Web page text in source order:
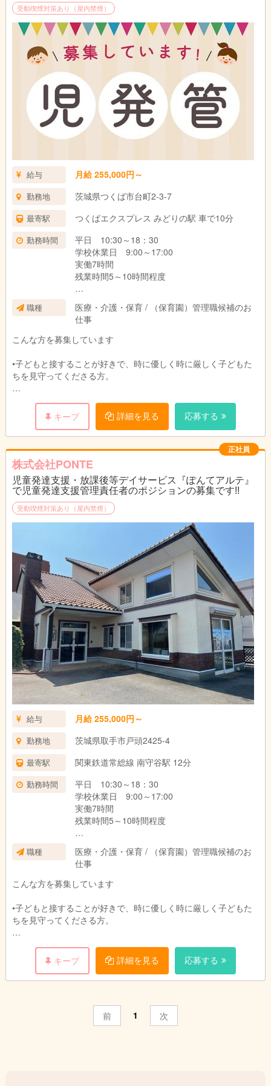
保育実務経験が5年以上または児童福祉の実務経験が5年以上ある
方、もしくは児童福祉3年以上＋高齢者福祉2年以上の方
ご自身が資格要件に当てはまるかわからない方はお気軽にご質問
ください。
受動喫煙対策あり（屋内禁煙）
給与 月給 255,000円～
勤務地 茨城県つくば市台町2-3-7
最寄駅 つくばエクスプレス みどりの駅 車で10分
勤務時間
平日 10:30～18：30
学校休業日 9:00～17:00
実働7時間
残業時間5～10時間程度
日曜定休プラス1日シフト休
職種
医療・介護・保育 / （保育園）管理職候補のお
仕事
こんな方を募集しています
•子どもと接することが好きで、時に優しく時に厳しく子どもた
ちを見守ってくださる方。
•バイタリティにあふれ、明るく元気にお仕事に取り組んでいた
だける方。
•一緒に考え遊び、学びながら支援管理責任者として成長してい
きたい方。
•お仕事を通して充実した毎日を送っていきたいという方。
《児童発達支援管理責任者資格要件》
保育実務経験が5年以上または児童福祉の実務経験が5年以上ある
方、もしくは児童福祉3年以上＋高齢者福祉2年以上の方
ご自身が資格要件に当てはまるかわからない方はお気軽にご質問
ください。
キープ 詳細を見る 応募する
正社員
株式会社PONTE
児童発達支援・放課後等デイサービス『ぽんてアルテ』
で児童発達支援管理責任者のポジションの募集です!!
受動喫煙対策あり（屋内禁煙）
給与 月給 255,000円～
勤務地 茨城県取手市戸頭2425-4
最寄駅 関東鉄道常総線 南守谷駅 12分
勤務時間
平日 10:30～18：30
学校休業日 9:00～17:00
実働7時間
残業時間5～10時間程度
日曜定休プラス1日シフト休
職種
医療・介護・保育 / （保育園）管理職候補のお
仕事
こんな方を募集しています
•子どもと接することが好きで、時に優しく時に厳しく子どもた
ちを見守ってくださる方。
•バイタリティにあふれ、明るく元気にお仕事に取り組んでいた
だける方。
•一緒に考え遊び、学びながら支援管理責任者として成長してい
•お仕事を通して充実した毎日を送っていきたいという方。
キープ 詳細を見る 応募する
前 1 次